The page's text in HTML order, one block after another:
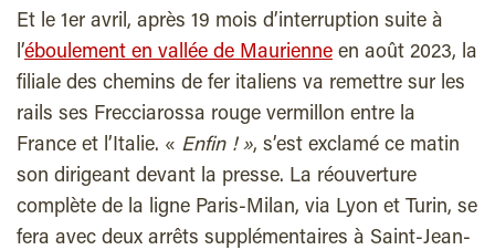
Et le 1er avril, après 19 mois d’interruption suite à
l’éboulement en vallée de Maurienne en août 2023, la
filiale des chemins de fer italiens va remettre sur les
rails ses Frecciarossa rouge vermillon entre la
France et l’Italie. « Enfin ! », s’est exclamé ce matin
son dirigeant devant la presse. La réouverture
complète de la ligne Paris-Milan, via Lyon et Turin, se
fera avec deux arrêts supplémentaires à Saint-Jean-